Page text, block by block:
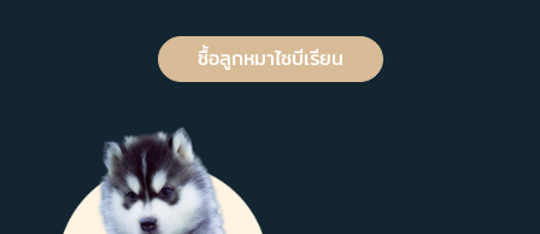
ซื้อลูกหมาไซบีเรียน